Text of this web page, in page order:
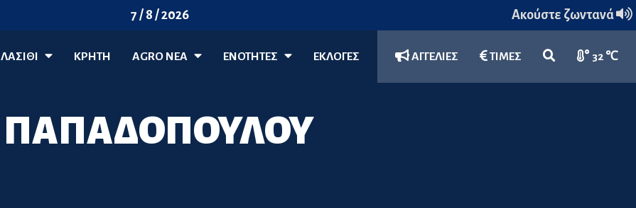
7 / 8 / 2026 Ακούστε ζωντανά
ΛΑΣΊΘΙ ΚΡΗΤΗ AGRO ΝΈΑ ΕΝΟΤΗΤΕΣ ΕΚΛΟΓΕΣ ΑΓΓΕΛΙΕΣ ΤΙΜΕΣ 32 ℃
ΠΑΠΑΔΟΠΟΥΛΟΥ